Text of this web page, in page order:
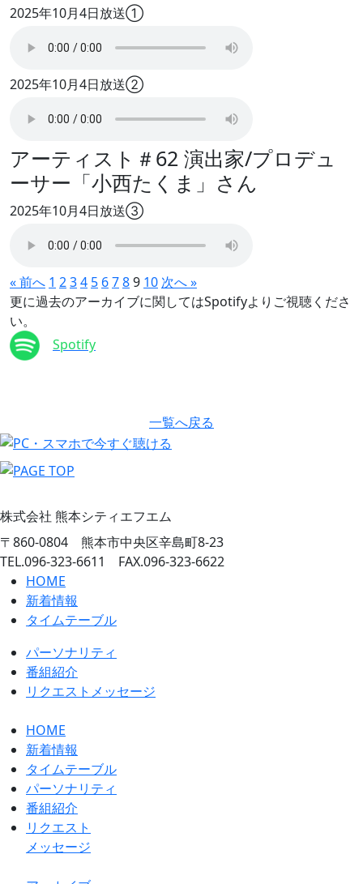
2025年10月4日放送①
2025年10月4日放送②
アーティスト＃62 演出家/プロデュ
ーサー「小西たくま」さん
2025年10月4日放送③
« 前へ 1 234 5 6789 10 次へ »
更に過去のアーカイブに関してはSpotifyよりご視聴くださ
い。
Spotify
一覧へ戻る
株式会社 熊本シティエフエム
〒860-0804 熊本市中央区辛島町8-23
TEL.096-323-6611 FAX.096-323-6622
HOME
新着情報
タイムテーブル
パーソナリティ
番組紹介
リクエストメッセージ
HOME
新着情報
タイムテーブル
パーソナリティ
番組紹介
リクエスト
メッセージ